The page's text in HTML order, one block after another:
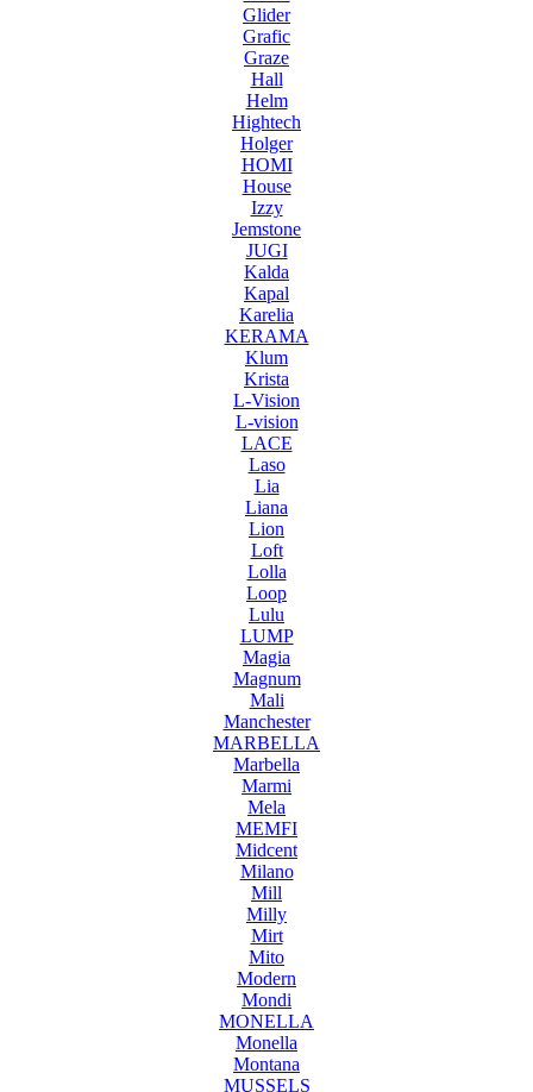
Glider
Grafic
Graze
Hall
Helm
Hightech
Holger
HOMI
House
Izzy
Jemstone
JUGI
Kalda
Kapal
Karelia
KERAMA
Klum
Krista
L-Vision
L-vision
LACE
Laso
Lia
Liana
Lion
Loft
Lolla
Loop
Lulu
LUMP
Magia
Magnum
Mali
Manchester
MARBELLA
Marbella
Marmi
Mela
MEMFI
Midcent
Milano
Mill
Milly
Mirt
Mito
Modern
Mondi
MONELLA
Monella
Montana
MUSSELS